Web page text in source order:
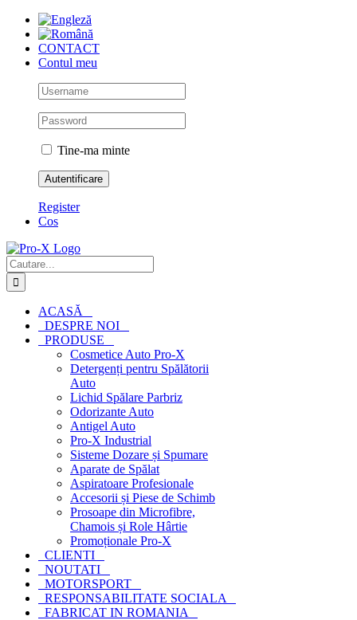
Skip
contentCONTACT
Contul meu
Tine-ma minte
Register
Cos
Cautare...
ACASĂ
DESPRE NOI
PRODUSE
Cosmetice Auto Pro-X
Detergenți pentru Spălătorii
Auto
Lichid Spălare Parbriz
Odorizante Auto
Antigel Auto
Pro-X Industrial
Sisteme Dozare și Spumare
Aparate de Spălat
Aspiratoare Profesionale
Accesorii și Piese de Schimb
Prosoape din Microfibre,
Chamois și Role Hârtie
Promoționale Pro-X
CLIENTI
NOUTATI
MOTORSPORT
RESPONSABILITATE SOCIALA
FABRICAT IN ROMANIA